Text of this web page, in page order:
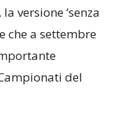
versione ‘senza
che a settembre
del